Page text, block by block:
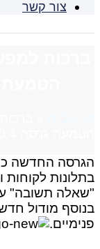
צור קשר
הגרסה החדשה
בתלונות לקוחות
"שאלה תשובה"
בנוסף מודול
פנימיים.